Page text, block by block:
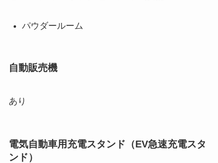
パウダールーム
自動販売機
あり
電気自動車用充電スタンド（EV急速充電スタ
ンド）